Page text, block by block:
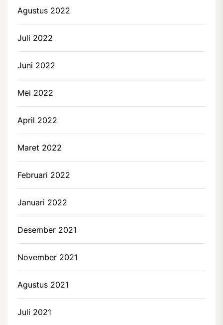
Agustus 2022
Juli 2022
Juni 2022
Mei 2022
April 2022
Maret 2022
Februari 2022
Januari 2022
Desember 2021
November 2021
Agustus 2021
Juli 2021